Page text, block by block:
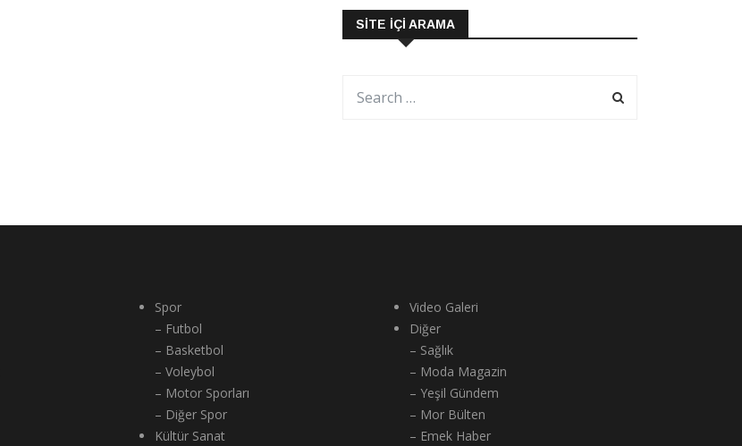
SITE İÇI ARAMA
Spor
– Futbol
– Basketbol
– Voleybol
– Motor Sporları
– Diğer Spor
Kültür Sanat
Video Galeri
Diğer
– Sağlık
– Moda Magazin
– Yeşil Gündem
– Mor Bülten
– Emek Haber